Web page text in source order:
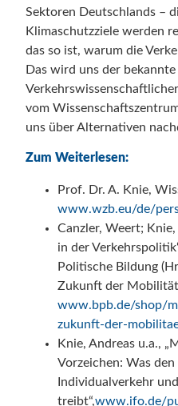
Sektoren Deutschlands –
Klimaschutzziele werden
das so ist, warum die
Das wird uns der bekannte
vom
uns über Alternativen
Zum Weiterlesen:
Prof. Dr. A. Knie,
www.wzb.eu/de/
Canzler, Weert;
in der
Politische Bildung
Zukunft der
www.bpb.de/shop/
zukunft-der-
Knie, Andreas u.a.,
Vorzeichen: Was
Individualverkehr
treibt“,www.ifo.de/